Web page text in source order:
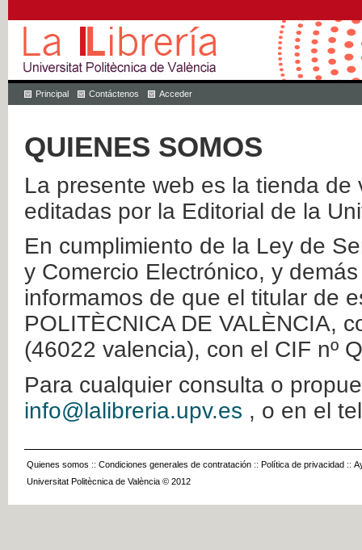
Principal Contáctenos Acceder
QUIENES SOMOS
La presente web es la tienda
editadas por la Editorial de la
En cumplimiento de la Ley de
y Comercio Electrónico, y
informamos de que el titular de
POLITÈCNICA DE VALÈNCIA,
(46022 valencia), con el CIF nº
Para cualquier consulta o
info@lalibreria.upv.es , o en el
Quienes somos :: Condiciones generales de contratación :: Política de privacidad ::
Universitat Politècnica de València © 2012